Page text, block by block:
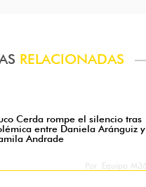
RELACIONADAS
Cerda rompe el silencio tras
entre Daniela Aránguiz y
Andrade